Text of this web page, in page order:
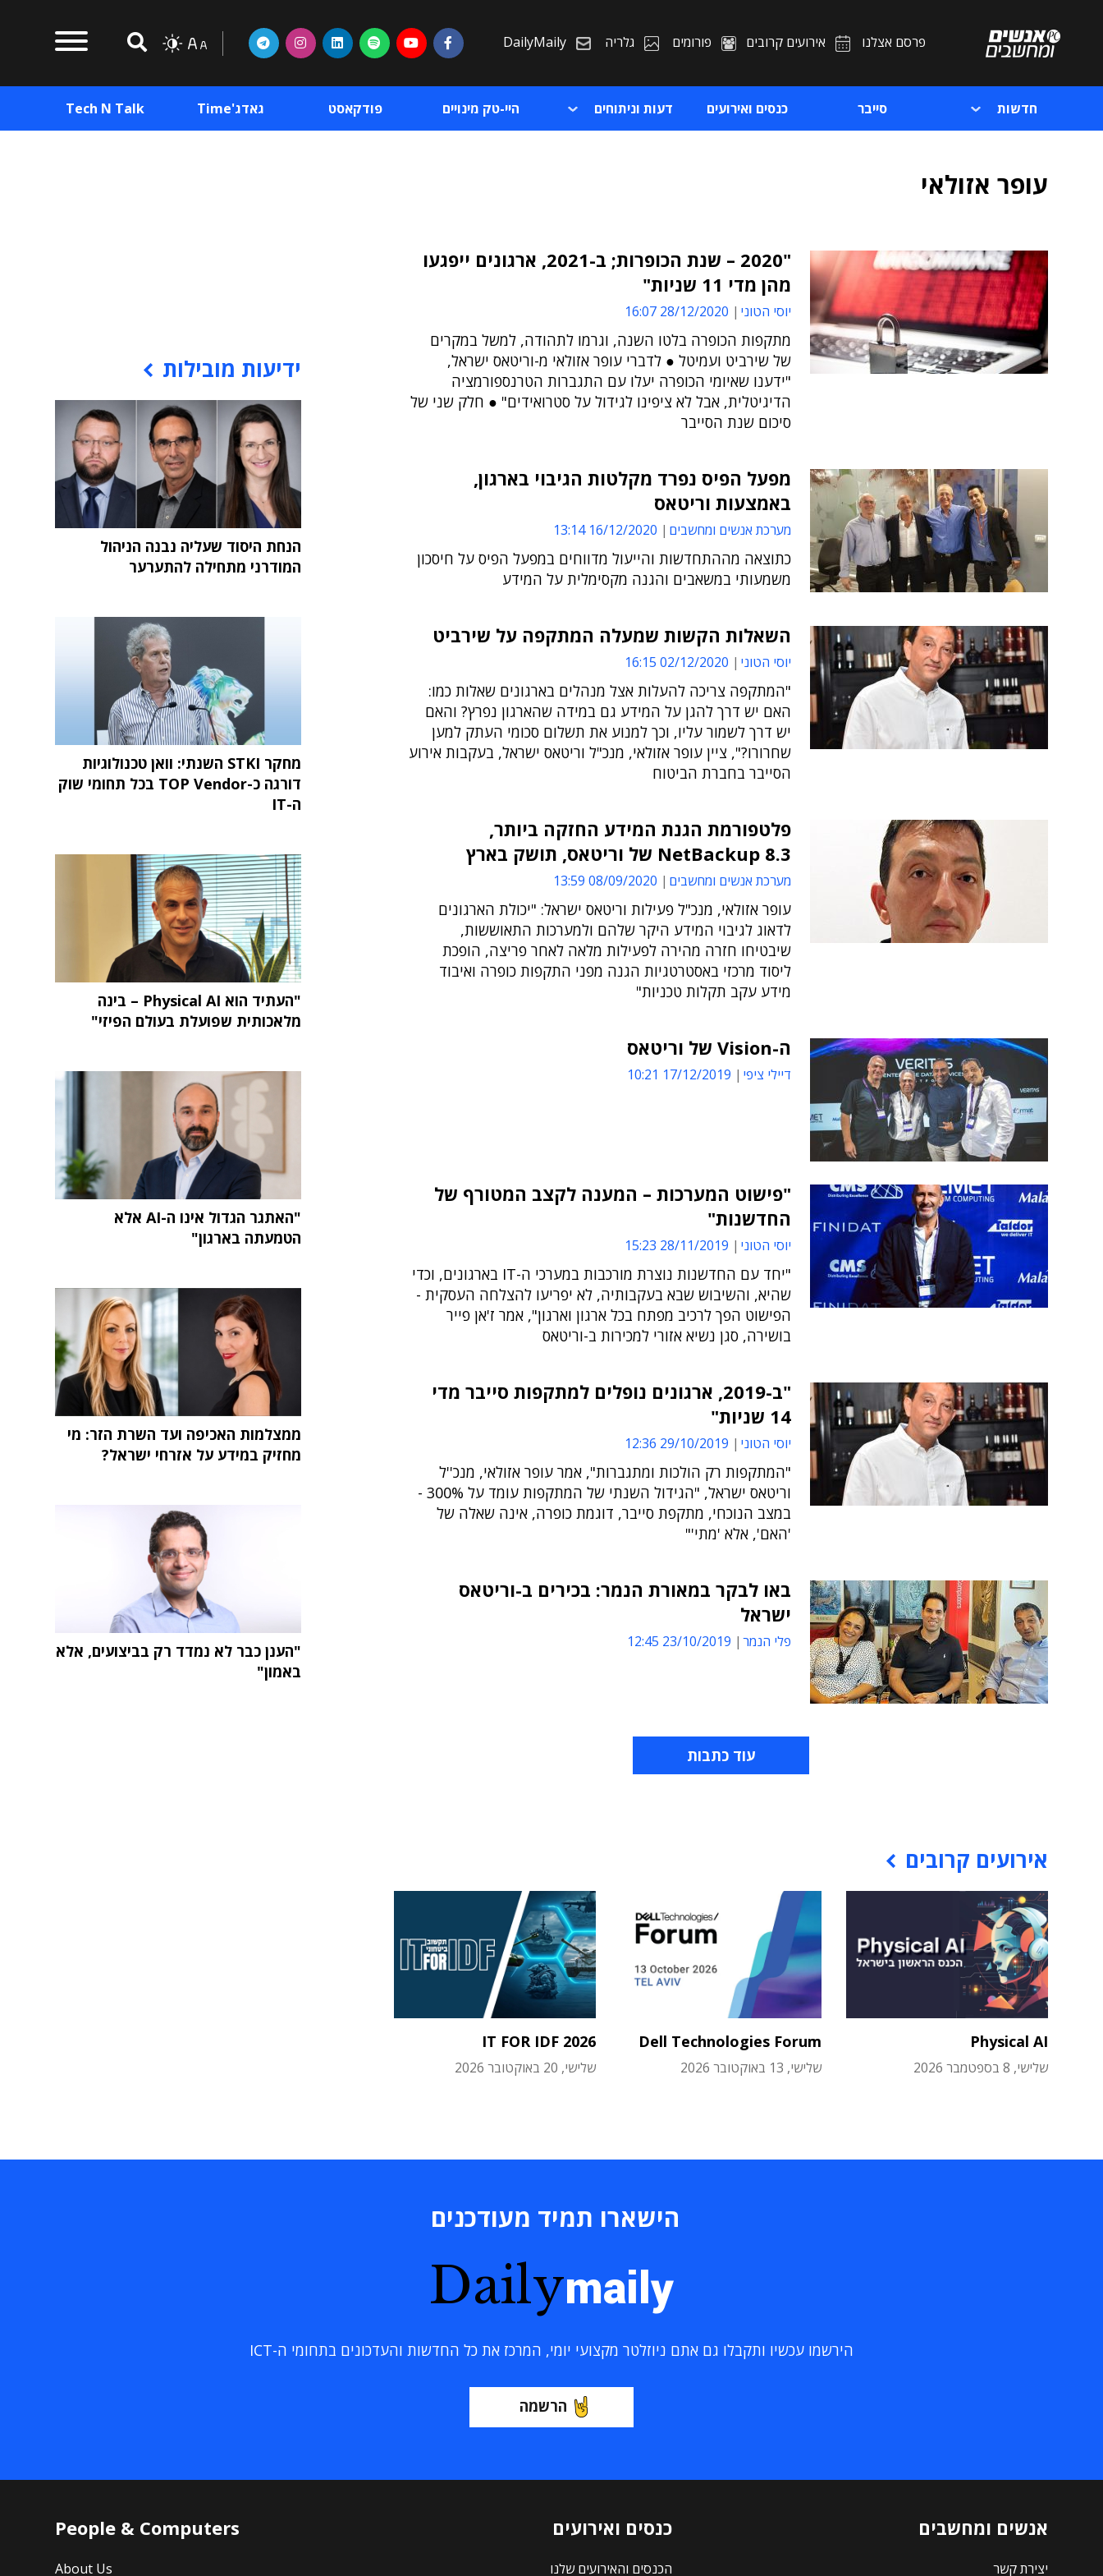
פרסם אצלנו אירועים קרובים פורומים גלריה DailyMaily
חדשות סייבר כנסים ואירועים דעות וניתוחים היי-טק מינויים פודקאסט גאדג'Time Tech N Talk
עופר אזולאי
"2020 – שנת הכופרות; ב-2021, ארגונים ייפגעו
מהן מדי 11 שניות"
יוסי הטוני 28/12/2020 16:07
מתקפות הכופרה בלטו השנה, וגרמו לתהודה, למשל במקרים
של שירביט ועמיטל ● לדברי עופר אזולאי מ-וריטאס ישראל,
"ידענו שאיומי הכופרה יעלו עם התגברות הטרנספורמציה
הדיגיטלית, אבל לא ציפינו לגידול על סטרואידים" ● חלק שני של
סיכום שנת הסייבר
מפעל הפיס נפרד מקלטות הגיבוי בארגון,
באמצעות וריטאס
מערכת אנשים ומחשבים 16/12/2020 13:14
כתוצאה מההתחדשות והייעול מדווחים במפעל הפיס על חיסכון
משמעותי במשאבים והגנה מקסימלית על המידע
השאלות הקשות שמעלה המתקפה על שירביט
יוסי הטוני 02/12/2020 16:15
"המתקפה צריכה להעלות אצל מנהלים בארגונים שאלות כמו:
האם יש דרך להגן על המידע גם במידה שהארגון נפרץ? והאם
יש דרך לשמור עליו, וכך למנוע את תשלום סכומי העתק למען
שחרורו?", ציין עופר אזולאי, מנכ"ל וריטאס ישראל, בעקבות אירוע
הסייבר בחברת הביטוח
פלטפורמת הגנת המידע החזקה ביותר,
NetBackup 8.3 של וריטאס, תושק בארץ
מערכת אנשים ומחשבים 08/09/2020 13:59
עופר אזולאי, מנכ"ל פעילות וריטאס ישראל: "יכולת הארגונים
לדאוג לגיבוי המידע היקר שלהם ולמערכות התאוששות,
שיבטיחו חזרה מהירה לפעילות מלאה לאחר פריצה, הופכת
ליסוד מרכזי באסטרטגיות הגנה מפני התקפות כופרה ואיבוד
מידע עקב תקלות טכניות"
ה-Vision של וריטאס
דיילי ציפי 17/12/2019 10:21
"פישוט המערכות – המענה לקצב המטורף של
החדשנות"
יוסי הטוני 28/11/2019 15:23
"יחד עם החדשנות נוצרת מורכבות במערכי ה-IT בארגונים, וכדי
שהיא, והשיבוש שבא בעקבותיה, לא יפריעו להצלחה העסקית -
הפישוט הפך לרכיב מפתח בכל ארגון וארגון", אמר ז'אן פייר
בושירה, סגן נשיא אזורי למכירות ב-וריטאס
"ב-2019, ארגונים נופלים למתקפות סייבר מדי
14 שניות"
יוסי הטוני 29/10/2019 12:36
"המתקפות רק הולכות ומתגברות", אמר עופר אזולאי, מנכ''ל
וריטאס ישראל, "הגידול השנתי של המתקפות עומד על 300% -
במצב הנוכחי, מתקפת סייבר, דוגמת כופרה, אינה שאלה של
'האם', אלא 'מתי'"
באו לבקר במאורת הנמר: בכירים ב-וריטאס
ישראל
פלי הנמר 23/10/2019 12:45
עוד כתבות
אירועים קרובים
Physical AI
שלישי, 8 בספטמבר 2026
Dell Technologies Forum
שלישי, 13 באוקטובר 2026
IT FOR IDF 2026
שלישי, 20 באוקטובר 2026
ידיעות מובילות
הנחת היסוד שעליה נבנה הניהול
המודרני מתחילה להתערער
מחקר STKI השנתי: וואן טכנולוגיות
דורגה כ-TOP Vendor בכל תחומי שוק
ה-IT
"העתיד הוא Physical AI – בינה
מלאכותית שפועלת בעולם הפיזי"
"האתגר הגדול אינו ה-AI אלא
הטמעתה בארגון"
ממצלמות האכיפה ועד השרת הזר: מי
מחזיק במידע על אזרחי ישראל?
"הענן כבר לא נמדד רק בביצועים, אלא
באמון"
הישארו תמיד מעודכנים
Dailymaily
הירשמו עכשיו ותקבלו גם אתם ניוזלטר מקצועי יומי, המרכז את כל החדשות והעדכונים בתחומי ה-ICT
הרשמה
אנשים ומחשבים
יצירת קשר
כנסים ואירועים
הכנסים והאירועים שלנו
People & Computers
About Us